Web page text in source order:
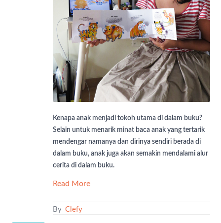
Kenapa anak menjadi tokoh utama di dalam buku?
Selain untuk menarik minat baca anak yang tertarik
mendengar namanya dan dirinya sendiri berada di
dalam buku, anak juga akan semakin mendalami alur
cerita di dalam buku.
Read More
By Clefy